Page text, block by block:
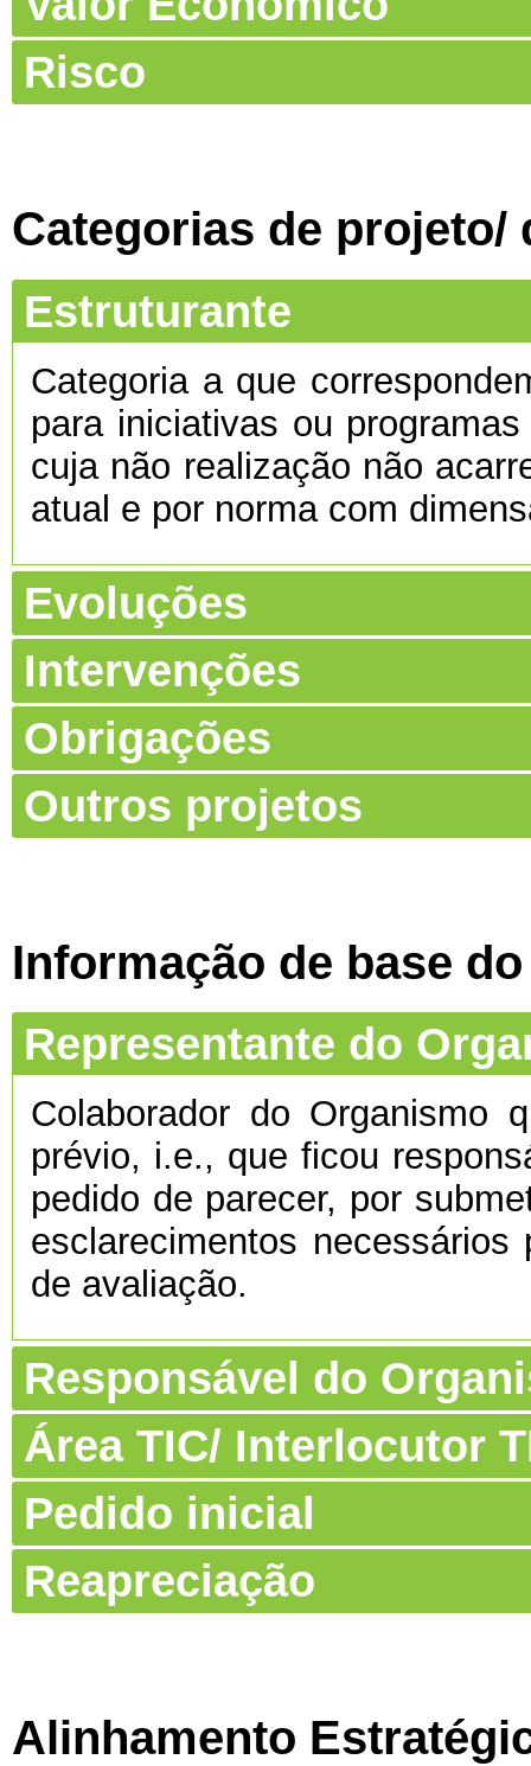
Risco
Categorias de projeto/
Estruturante
Categoria a que
para iniciativas ou
cuja não realização não
atual e por norma com
Evoluções
Intervenções
Obrigações
Outros projetos
Informação de base
Representante do
Colaborador do Organismo
prévio, i.e., que ficou
pedido de parecer, por
esclarecimentos
de avaliação.
Responsável do
Área TIC/ Interlocutor
Pedido inicial
Reapreciação
Alinhamento